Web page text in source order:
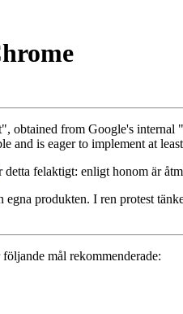
from Google's
is eager to implement at
detta felaktigt: enligt honom är
produkten. I ren protest
mål rekommenderade: